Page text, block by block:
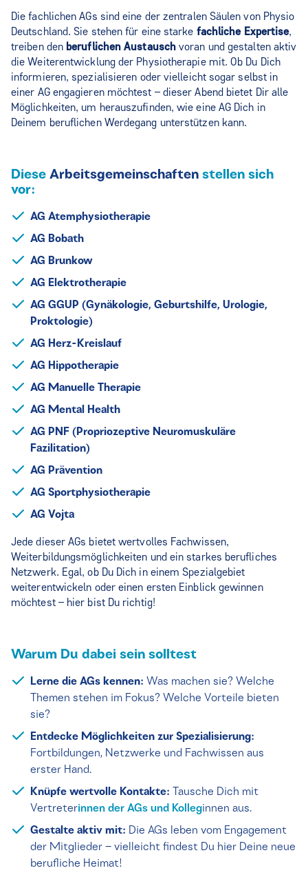
Die fachlichen AGs sind eine der zentralen Säulen von Physio
Deutschland. Sie stehen für eine starke fachliche Expertise,
treiben den beruflichen Austauschvoran und gestalten aktiv
die Weiterentwicklung der Physiotherapie mit. Ob Du Dich
informieren, spezialisieren oder vielleicht sogar selbst in
einer AG engagieren möchtest – dieser Abend bietet Dir alle
Möglichkeiten, um herauszufinden, wie eine AG Dich in
Deinem beruflichen Werdegang unterstützen kann.
Diese Arbeitsgemeinschaften stellen sich
vor:
AG Atemphysiotherapie
AG Bobath
AG Brunkow
AG Elektrotherapie
AG GGUP (Gynäkologie, Geburtshilfe, Urologie,
Proktologie)
AG Herz-Kreislauf
AG Hippotherapie
AG Manuelle Therapie
AG Mental Health
AG PNF (Propriozeptive Neuromuskuläre
Fazilitation)
AG Prävention
AG Sportphysiotherapie
AG Vojta
Jede dieser AGs bietet wertvolles Fachwissen,
Weiterbildungsmöglichkeiten und ein starkes berufliches
Netzwerk. Egal, ob Du Dich in einem Spezialgebiet
weiterentwickeln oder einen ersten Einblick gewinnen
möchtest – hier bist Du richtig!
Warum Du dabei sein solltest
Lerne die AGs kennen: Was machen sie? Welche
Themen stehen im Fokus? Welche Vorteile bieten
sie?
Entdecke Möglichkeiten zur Spezialisierung:
Fortbildungen, Netzwerke und Fachwissen aus
erster Hand.
Knüpfe wertvolle Kontakte: Tausche Dich mit
Vertreterinnen der AGs und Kolleginnen aus.
Gestalte aktiv mit: Die AGs leben vom Engagement
der Mitglieder – vielleicht findest Du hier Deine neue
berufliche Heimat!